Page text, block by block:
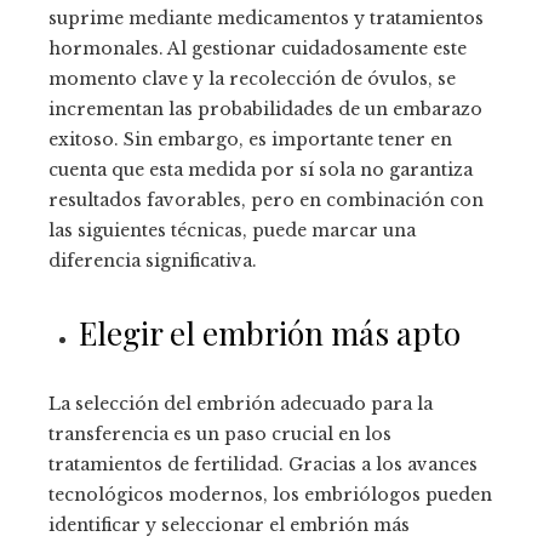
suprime mediante medicamentos y tratamientos
hormonales. Al gestionar cuidadosamente este
momento clave y la recolección de óvulos, se
incrementan las probabilidades de un embarazo
exitoso. Sin embargo, es importante tener en
cuenta que esta medida por sí sola no garantiza
resultados favorables, pero en combinación con
las siguientes técnicas, puede marcar una
diferencia significativa.
Elegir el embrión más apto
La selección del embrión adecuado para la
transferencia es un paso crucial en los
tratamientos de fertilidad. Gracias a los avances
tecnológicos modernos, los embriólogos pueden
identificar y seleccionar el embrión más